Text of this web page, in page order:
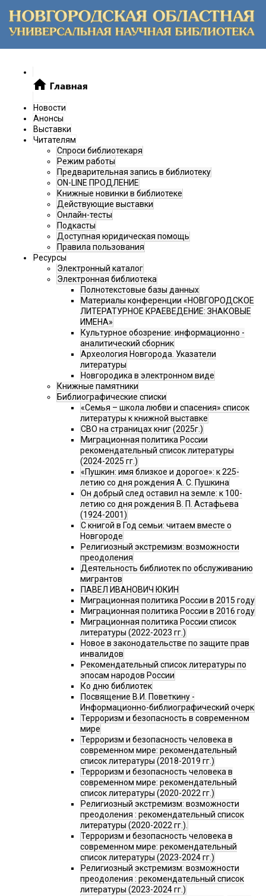
Новости
Анонсы
Выставки
Читателям
Спроси библиотекаря
Режим работы
Предварительная запись в библиотеку
ON-LINE ПРОДЛЕНИЕ
Книжные новинки в библиотеке
Действующие выставки
Онлайн-тесты
Подкасты
Доступная юридическая помощь
Правила пользования
Ресурсы
Электронный каталог
Электронная библиотека
Полнотекстовые базы данных
Материалы конференции «НОВГОРОДСКОЕ
ЛИТЕРАТУРНОЕ КРАЕВЕДЕНИЕ: ЗНАКОВЫЕ
ИМЕНА»
Культурное обозрение: информационно -
аналитический сборник
Археология Новгорода. Указатели
литературы
Новгородика в электронном виде
Книжные памятники
Библиографические списки
«Семья – школа любви и спасения» список
литературы к книжной выставке
СВО на страницах книг (2025г.)
Миграционная политика России
рекомендательный список литературы
(2024-2025 гг.)
«Пушкин: имя близкое и дорогое»: к 225-
летию со дня рождения А. С. Пушкина
Он добрый след оставил на земле: к 100-
летию со дня рождения В. П. Астафьева
(1924-2001)
С книгой в Год семьи: читаем вместе о
Новгороде
Религиозный экстремизм: возможности
преодоления
Деятельность библиотек по обслуживанию
мигрантов
ПАВЕЛ ИВАНОВИЧ ЮКИН
Миграционная политика России в 2015 году
Миграционная политика России в 2016 году
Миграционная политика России список
литературы (2022-2023 гг.)
Новое в законодательстве по защите прав
инвалидов
Рекомендательный список литературы по
эпосам народов России
Ко дню библиотек
Посвящение В.И. Поветкину -
Информационно-библиографический очерк
Терроризм и безопасность в современном
мире
Терроризм и безопасность человека в
современном мире: рекомендательный
список литературы (2018-2019 гг.)
Терроризм и безопасность человека в
современном мире: рекомендательный
список литературы (2020-2022 гг.)
Религиозный экстремизм: возможности
преодоления : рекомендательный список
литературы (2020-2022 гг.).
Терроризм и безопасность человека в
современном мире: рекомендательный
список литературы (2023-2024 гг.)
Религиозный экстремизм: возможности
преодоления : рекомендательный список
литературы (2023-2024 гг.)